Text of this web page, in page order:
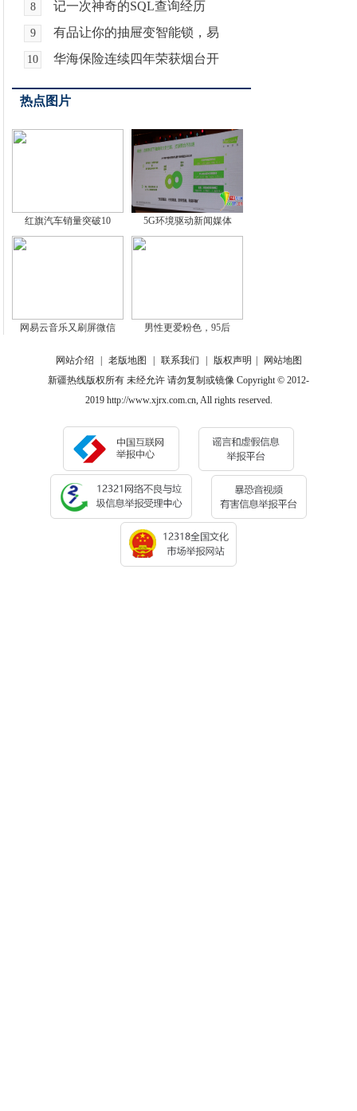
8 记一次神奇的SQL查询经历
9 有品让你的抽屉变智能锁，易
10 华海保险连续四年荣获烟台开
热点图片
红旗汽车销量突破10 5G环境驱动新闻媒体
网易云音乐又刷屏微信 男性更爱粉色，95后
网站介绍 老版地图 联系我们 版权声明
网站地图
新疆热线版权所有 未经允许 请勿复制或镜像 Copyright © 2012-
2019 http://www.xjrx.com.cn, All rights reserved.